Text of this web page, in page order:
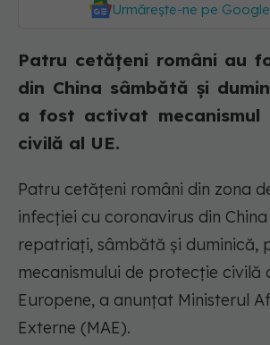
Urmărește-ne pe
Patru cetățeni români au
din China sâmbătă și
a fost activat mecanismul
civilă al UE.
Patru cetăţeni români din zona
infecţiei cu coronavirus din
repatriaţi, sâmbătă şi duminică,
mecanismului de protecţie civilă
Europene, a anunţat Ministerul
Externe (MAE).